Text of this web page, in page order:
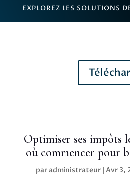
EXPLOREZ LES SOLUTIONS
Optimiser ses impôts
où commencer pour
paradministrateur |Avr 3,